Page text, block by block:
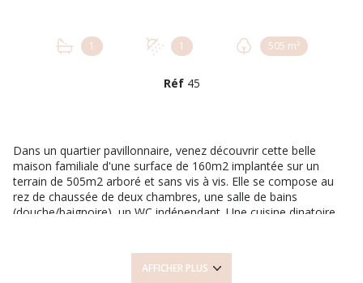
1 1 505 m²
Réf 45
Dans un quartier pavillonnaire, venez découvrir cette belle
maison familiale d'une surface de 160m2 implantée sur un
terrain de 505m2 arboré et sans vis à vis. Elle se compose au
rez de chaussée de deux chambres, une salle de bains
(douche/baignoire), un WC indépendant. Une cuisine dinatoire
d'eau, un WC. Un garage attenant avec deux places de
AFFICHER PLUS